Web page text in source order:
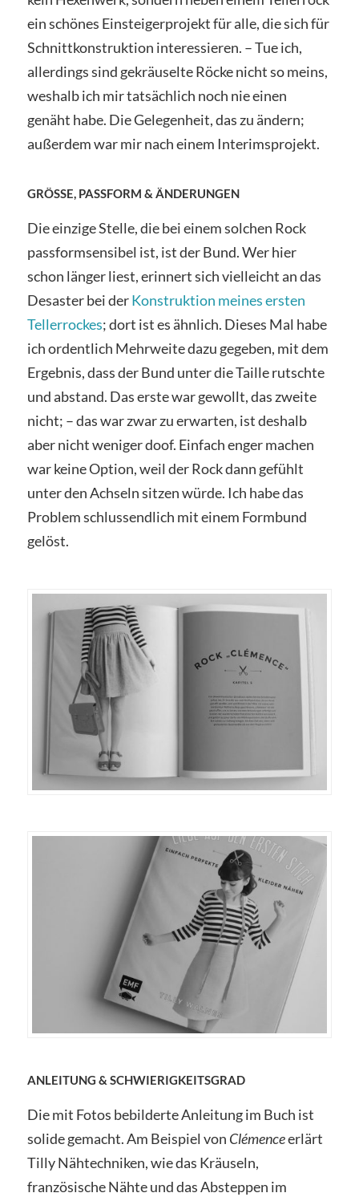
ein schönes Einsteigerprojekt für alle, die sich für
Schnittkonstruktion interessieren. – Tue ich,
allerdings sind gekräuselte Röcke nicht so meins,
weshalb ich mir tatsächlich noch nie einen
genäht habe. Die Gelegenheit, das zu ändern;
außerdem war mir nach einem Interimsprojekt.
GRÖSSE, PASSFORM & ÄNDERUNGEN
Die einzige Stelle, die bei einem solchen Rock
passformsensibel ist, ist der Bund. Wer hier
schon länger liest, erinnert sich vielleicht an das
Desaster bei derKonstruktion meines ersten
Tellerrockes; dort ist es ähnlich. Dieses Mal habe
ich ordentlich Mehrweite dazu gegeben, mit dem
Ergebnis, dass der Bund unter die Taille rutschte
und abstand. Das erste war gewollt, das zweite
nicht; – das war zwar zu erwarten, ist deshalb
aber nicht weniger doof. Einfach enger machen
war keine Option, weil der Rock dann gefühlt
unter den Achseln sitzen würde. Ich habe das
Problem schlussendlich mit einem Formbund
gelöst.
ANLEITUNG & SCHWIERIGKEITSGRAD
Die mit Fotos bebilderte Anleitung im Buch ist
solide gemacht. Am Beispiel von Clémenceerlärt
Tilly Nähtechniken, wie das Kräuseln,
französische Nähte und das Absteppen im